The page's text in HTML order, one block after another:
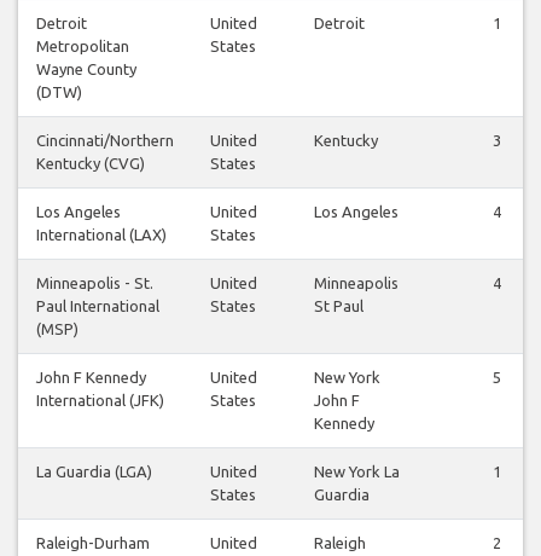
Detroit
Metropolitan
Wayne County
(DTW)
United
States
Detroit 1
Cincinnati/Northern
Kentucky (CVG)
United
States
Kentucky 3
Los Angeles
International (LAX)
United
States
Los Angeles 4
Minneapolis - St.
Paul International
(MSP)
United
States
Minneapolis
St Paul
4
John F Kennedy
International (JFK)
United
States
New York
John F
Kennedy
5
La Guardia (LGA)
United
States
New York La
Guardia
1
Raleigh-Durham
United
Raleigh 2